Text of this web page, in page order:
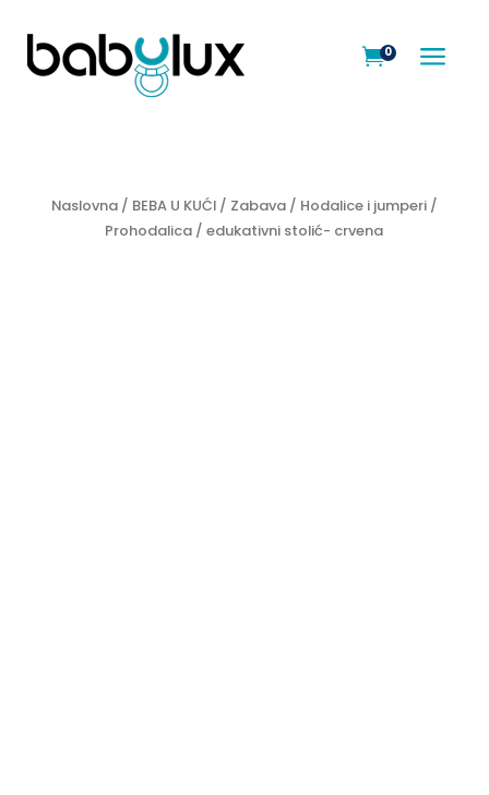
a
0
Naslovna/ BEBA U KUĆI/ Zabava/ Hodalice i jumperi/
Prohodalica / edukativni stolić- crvena